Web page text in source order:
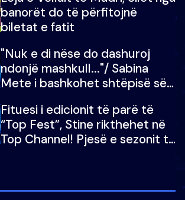
mu copëtua
banorët do të përfitojnë
biletat e fatit
"Nuk e di nëse do dashuroj
ndonjë mashkull..."/ Sabina
Mete i bashkohet shtëpisë së
për në fund!
Fituesi i edicionit të parë të
“Top Fest”, Stine rikthehet në
Top Channel! Pjesë e sezonit të